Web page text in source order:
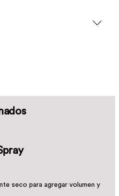
seco para agregar volumen y